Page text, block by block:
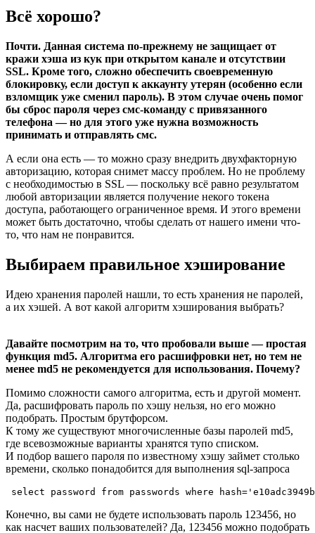
Всё хорошо?
Почти. Данная система по-прежнему не защищает от
кражи хэша из кук при открытом канале и отсутствии
SSL. Кроме того, сложно обеспечить своевременную
блокировку, если доступ к аккаунту утерян (особенно если
взломщик уже сменил пароль). В этом случае очень помог
бы сброс пароля через смс-команду с привязанного
телефона — но для этого уже нужна возможность
принимать и отправлять смс.
А если она есть — то можно сразу внедрить двухфакторную
авторизацию, которая снимет массу проблем. Но не проблему
с необходимостью в SSL — поскольку всё равно результатом
любой авторизации является получение некого токена
доступа, работающего ограниченное время. И этого времени
может быть достаточно, чтобы сделать от нашего имени что-
то, что нам не понравится.
Выбираем правильное хэширование
Идею хранения паролей нашли, то есть хранения не паролей,
а их хэшей. А вот какой алгоритм хэширования выбрать?
Давайте посмотрим на то, что пробовали выше — простая
функция md5. Алгоритма его расшифровки нет, но тем не
менее md5 не рекомендуется для использования. Почему?
Помимо сложности самого алгоритма, есть и другой момент.
Да, расшифровать пароль по хэшу нельзя, но его можно
подобрать. Простым брутфорсом.
К тому же существуют многочисленные базы паролей md5,
где всевозможные варианты хранятся тупо списком.
И подбор вашего пароля по известному хэшу займет столько
времени, сколько понадобится для выполнения sql-запроса
select password from passwords where
Конечно, вы сами не будете использовать пароль 123456, но
как насчет ваших пользователей? Да, 123456 можно подобрать